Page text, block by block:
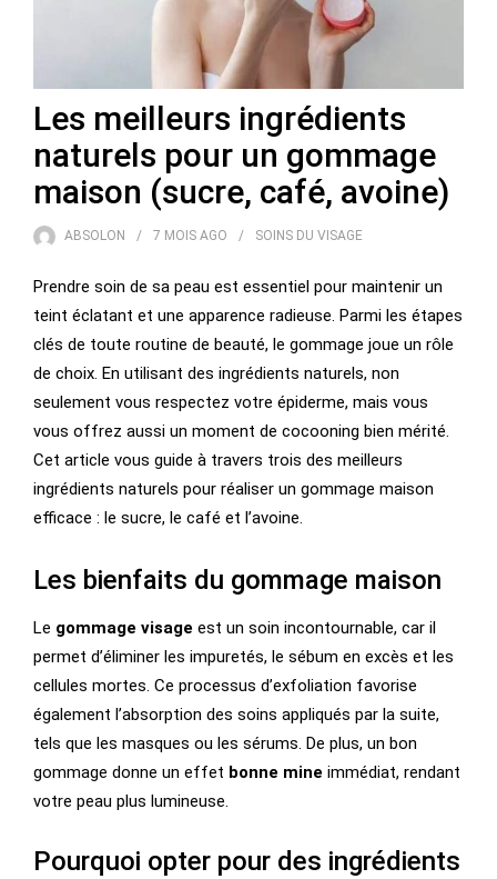
Les meilleurs ingrédients
naturels pour un gommage
maison (sucre, café, avoine)
ABSOLON 7 MOIS AGO SOINS DU VISAGE
Prendre soin de sa peau est essentiel pour maintenir un
teint éclatant et une apparence radieuse. Parmi les étapes
clés de toute routine de beauté, le gommage joue un rôle
de choix. En utilisant des ingrédients naturels, non
seulement vous respectez votre épiderme, mais vous
vous offrez aussi un moment de cocooning bien mérité.
Cet article vous guide à travers trois des meilleurs
ingrédients naturels pour réaliser un gommage maison
efficace : le sucre, le café et l’avoine.
Les bienfaits du gommage maison
Le gommage visage est un soin incontournable, car il
permet d’éliminer les impuretés, le sébum en excès et les
cellules mortes. Ce processus d’exfoliation favorise
également l’absorption des soins appliqués par la suite,
tels que les masques ou les sérums. De plus, un bon
gommage donne un effet bonne mine immédiat, rendant
votre peau plus lumineuse.
Pourquoi opter pour des ingrédients